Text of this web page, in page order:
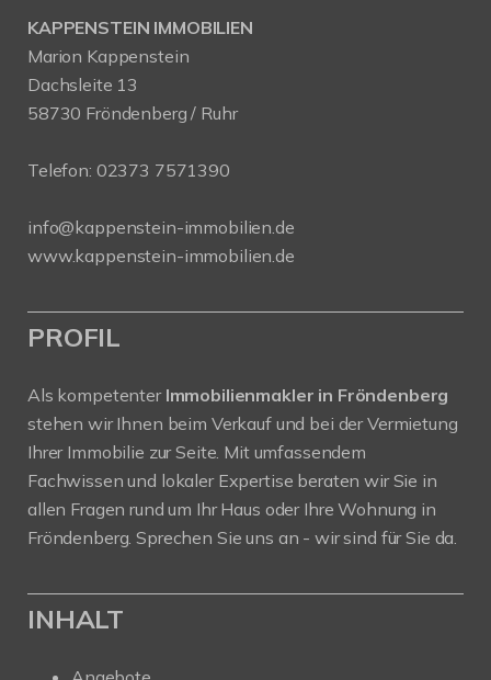
KAPPENSTEIN IMMOBILIEN
Marion Kappenstein
Dachsleite 13
58730 Fröndenberg / Ruhr
Telefon: 02373 7571390
info@kappenstein-immobilien.de
www.kappenstein-immobilien.de
PROFIL
Als kompetenter Immobilienmakler in Fröndenberg
stehen wir Ihnen beim Verkauf und bei der Vermietung
Ihrer Immobilie zur Seite. Mit umfassendem
Fachwissen und lokaler Expertise beraten wir Sie in
allen Fragen rund um Ihr Haus oder Ihre Wohnung in
Fröndenberg. Sprechen Sie uns an - wir sind für Sie da.
INHALT